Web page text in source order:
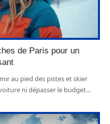
de Paris pour un
au pied des pistes et skier
ni dépasser le budget…